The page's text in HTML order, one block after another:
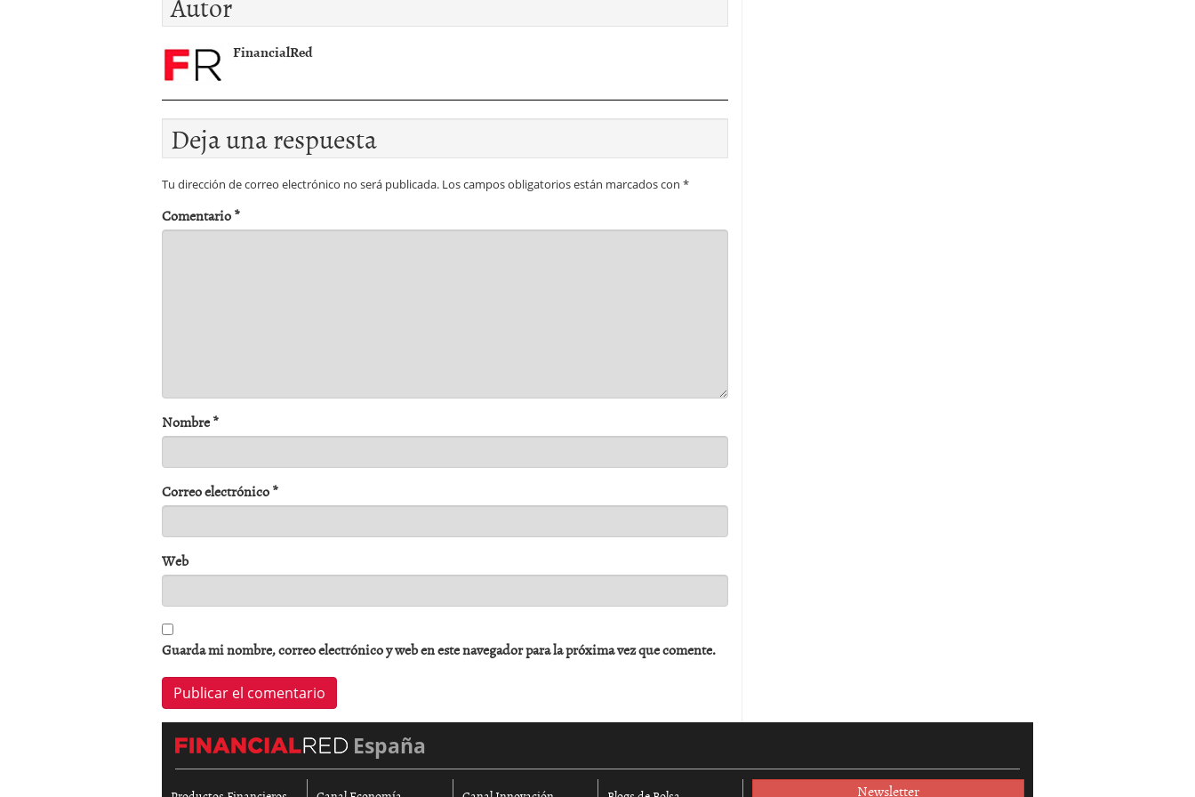
FinancialRed
Deja una respuesta
Tu dirección de correo electrónico no será publicada. Los campos obligatorios están marcados con *
Comentario*
Nombre*
Correo electrónico*
Web
Guarda mi nombre, correo electrónico y web en este navegador para la próxima vez que comente.
España
Newsletter